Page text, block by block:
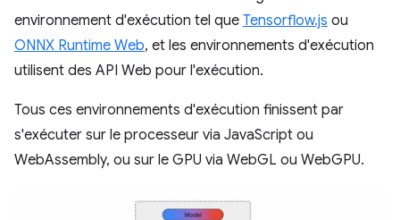
environnement d'exécution tel que Tensorflow.js ou
ONNX Runtime Web, et les environnements d'exécution
utilisent des API Web pour l'exécution.
Tous ces environnements d'exécution finissent par
s'exécuter sur le processeur via JavaScript ou
WebAssembly, ou sur le GPU via WebGL ou WebGPU.